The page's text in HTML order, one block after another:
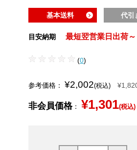
基本送料 代引
目安納期 最短翌営業日出荷～
(0)
参考価格： ¥2,002(税込)
非会員価格： ¥1,301(税込)